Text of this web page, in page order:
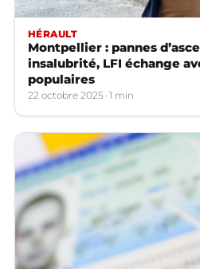
HÉRAULT
Montpellier : pannes
insalubrité, LFI échange
populaires
22 octobre 2025 1 min